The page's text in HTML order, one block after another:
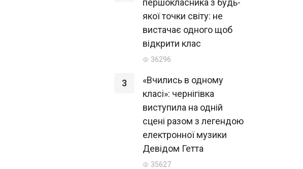
першокласника з будь-
якої точки світу: не
вистачає одного щоб
відкрити клас
36296
3
«Вчились в одному
класі»: чернігівка
виступила на одній
сцені разом з легендою
електронної музики
Девідом Гетта
35627